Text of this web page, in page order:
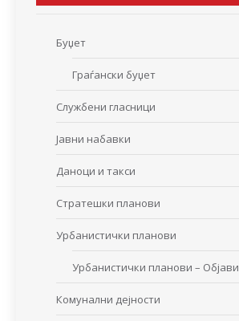
Буџет
Граѓански буџет
Службени гласници
Јавни набавки
Даноци и такси
Стратешки планови
Урбанистички планови
Урбанистички планови – Објави
Комунални дејности